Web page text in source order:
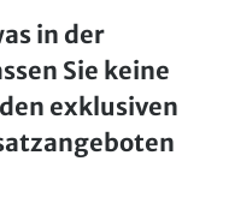
in der
Sie keine
exklusiven